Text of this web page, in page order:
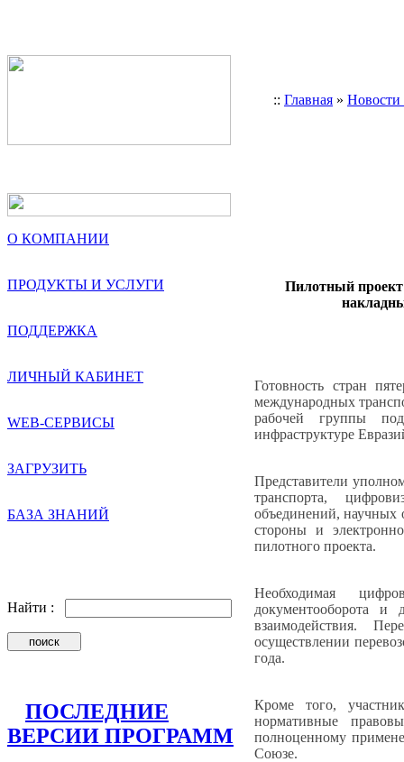
:: Главная »
О КОМПАНИИ
ПРОДУКТЫ И УСЛУГИ
ПОДДЕРЖКА
ЛИЧНЫЙ КАБИНЕТ
WEB-СЕРВИСЫ
ЗАГРУЗИТЬ
БАЗА ЗНАНИЙ
Найти :
ПОСЛЕДНИЕ
ВЕРСИИ ПРОГРАММ
Пилотный
Готовность стран
международных
рабочей группы под
инфраструктуре
Представители
транспорта,
объединений, научных
стороны и
пилотного проекта.
Необходимая
документооборота и
взаимодействия.
осуществлении
года.
Кроме того,
нормативные
полноценному
Союзе.